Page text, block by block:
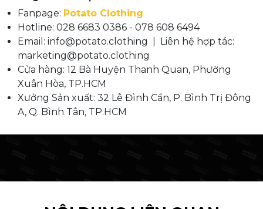
Fanpage: Potato Clothing
Hotline: 028 6683 0386 - 078 608 6494
Email: info@potato.clothing | Liên hệ hợp tác:
marketing@potato.clothing
Cửa hàng: 12 Bà Huyện Thanh Quan, Phường
Xuân Hòa, TP.HCM
Xưởng Sản xuất: 32 Lê Đình Cẩn, P. Bình Trị Đông
A, Q. Bình Tân, TP.HCM